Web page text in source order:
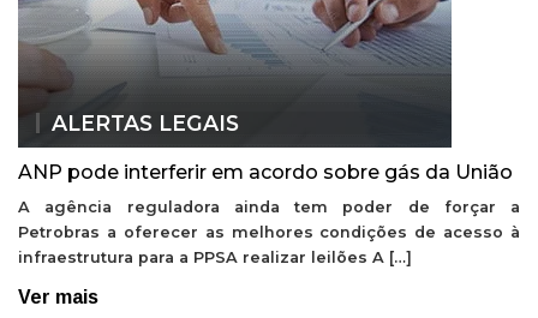
ALERTAS LEGAIS
ANP pode interferir em acordo sobre gás da União
A agência reguladora ainda tem poder de forçar a
Petrobras a oferecer as melhores condições de acesso à
infraestrutura para a PPSA realizar leilões A […]
Ver mais